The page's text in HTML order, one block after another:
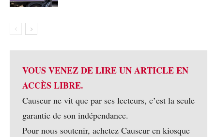
VOUS VENEZ DE LIRE UN ARTICLE EN
ACCÈS LIBRE.
Causeur ne vit que par ses lecteurs, c’est la seule
garantie de son indépendance.
Pour nous soutenir, achetez Causeur en kiosque